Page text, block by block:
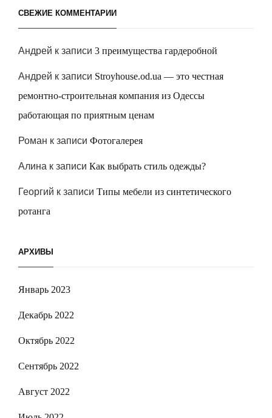
СВЕЖИЕ КОММЕНТАРИИ
Андрей к записи 3 преимущества гардеробной
Андрей к записи Stroyhouse.od.ua — это честная
ремонтно-строительная компания из Одессы
работающая по приятным ценам
Роман к записи Фотогалерея
Алина к записи Как выбрать стиль одежды?
Георгий к записи Типы мебели из синтетического
ротанга
АРХИВЫ
Январь 2023
Декабрь 2022
Октябрь 2022
Сентябрь 2022
Август 2022